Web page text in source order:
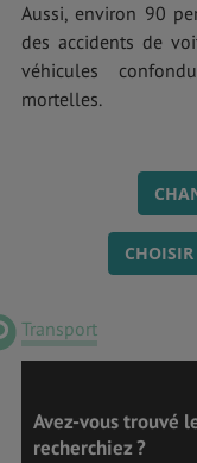
Aussi, environ 90
des accidents de
véhicules
mortelles.
Transport
Avez-vous trouvé
recherchiez ?